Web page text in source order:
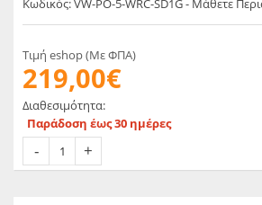
Κωδικός: VW-PO-5-WRC-SD1G - Μάθετε
Τιμή eshop (Με ΦΠΑ)
219,00€
Διαθεσιμότητα:
Παράδοση έως 30 ημέρες